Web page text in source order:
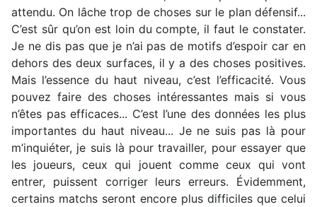
attendu. On lâche trop de choses sur le plan défensif...
C’est sûr qu’on est loin du compte, il faut le constater.
Je ne dis pas que je n’ai pas de motifs d’espoir car en
dehors des deux surfaces, il y a des choses positives.
Mais l’essence du haut niveau, c’est l’efficacité. Vous
pouvez faire des choses intéressantes mais si vous
n’êtes pas efficaces... C’est l’une des données les plus
importantes du haut niveau... Je ne suis pas là pour
m’inquiéter, je suis là pour travailler, pour essayer que
les joueurs, ceux qui jouent comme ceux qui vont
entrer, puissent corriger leurs erreurs. Évidemment,
certains matchs seront encore plus difficiles que celui